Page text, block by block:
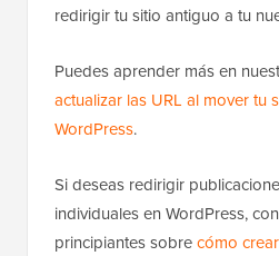
redirigir tu sitio antiguo a tu
Puedes aprender más en
actualizar las URL al mover tu
WordPress.
Si deseas redirigir
individuales en WordPress,
principiantes sobrecómo